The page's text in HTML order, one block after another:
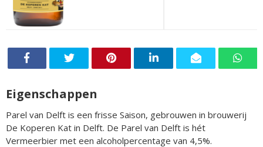
Eigenschappen
Parel van Delft is een frisse Saison, gebrouwen in brouwerij
De Koperen Kat in Delft. De Parel van Delft is hét
Vermeerbier met een alcoholpercentage van 4,5%.